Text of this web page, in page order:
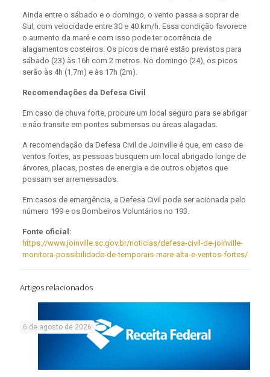
Ainda entre o sábado e o domingo, o vento passa a soprar de
Sul, com velocidade entre 30 e 40 km/h. Essa condição favorece
o aumento da maré e com isso pode ter ocorrência de
alagamentos costeiros. Os picos de maré estão previstos para
sábado (23) às 16h com 2 metros. No domingo (24), os picos
serão às 4h (1,7m) e às 17h (2m).
Recomendações da Defesa Civil
Em caso de chuva forte, procure um local seguro para se abrigar
e não transite em pontes submersas ou áreas alagadas.
A recomendação da Defesa Civil de Joinville é que, em caso de
ventos fortes, as pessoas busquem um local abrigado longe de
árvores, placas, postes de energia e de outros objetos que
possam ser arremessados.
Em casos de emergência, a Defesa Civil pode ser acionada pelo
número 199 e os Bombeiros Voluntários no 193.
Fonte oficial:
https://www.joinville.sc.gov.br/noticias/defesa-civil-de-joinville-
monitora-possibilidade-de-temporais-mare-alta-e-ventos-fortes/
Artigos relacionados
6 de agosto de 2026